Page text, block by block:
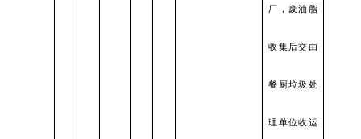
厂，废油脂
收集后交由
餐厨垃圾处
理单位收运